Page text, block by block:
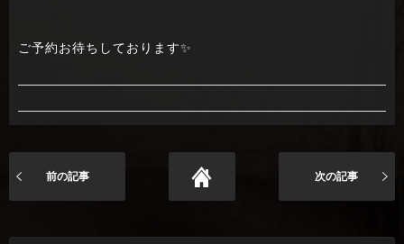
ご予約お待ちしております✨
前の記事 次の記事